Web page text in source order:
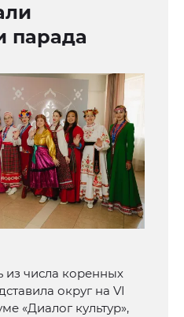
парада
числа коренных
округ на VI
«Диалог культур»,